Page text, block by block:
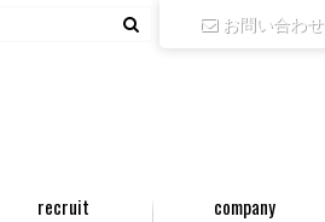
お問い合わせ
recruit company